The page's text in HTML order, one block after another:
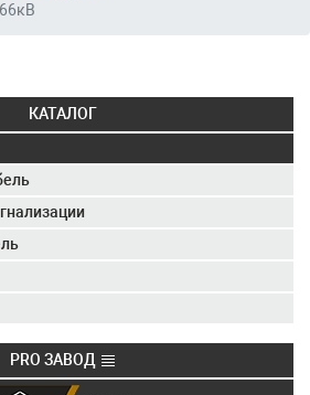
КАТАЛОГ
PRO ЗАВОД